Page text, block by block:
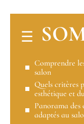
Comprendre
salon
Quels critères
esthétique et
Panorama
adaptés au